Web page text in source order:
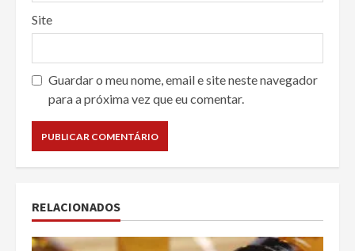
Site
Guardar o meu nome, email e site neste navegador
para a próxima vez que eu comentar.
RELACIONADOS